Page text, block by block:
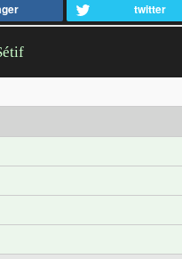
twitter